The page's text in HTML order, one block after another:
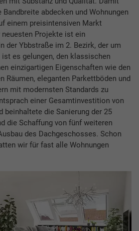
abdecken und Wohnungen
einem preisintensiven Markt
Projekte ist ein
der Ybbstraße im 2. Bezirk, der um
es gelungen, den klassischen
einzigartigen Eigenschaften wie den
Räumen, eleganten Parkettböden und
mit modernsten Standards zu
einer Gesamtinvestition von
beinhaltete die Sanierung der 25
die Schaffung von fünf weiteren
des Dachgeschosses. Schon
wir für fast alle Wohnungen